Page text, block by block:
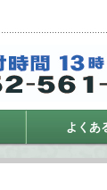
よくあ